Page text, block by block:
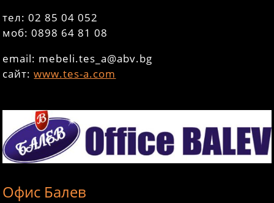
тел: 02 85 04 052
моб: 0898 64 81 08
еmail: mebeli.tes_a@abv.bg
сайт:www.tes-a.com
Офис Балев